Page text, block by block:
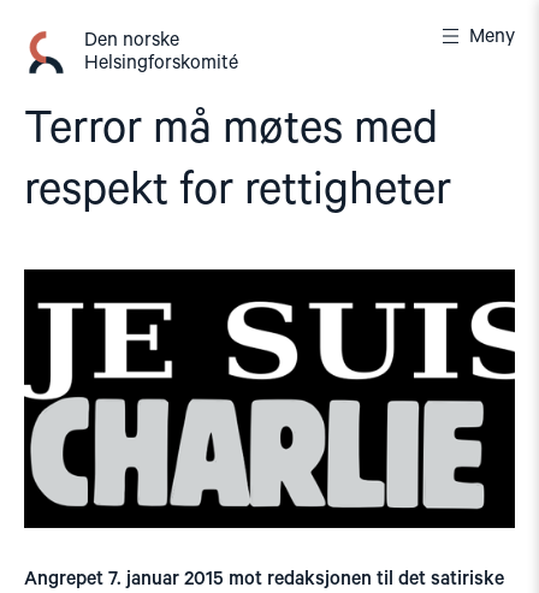
innhold
Den norske
Helsingforskomité
Meny
Terror må møtes med
respekt for rettigheter
Angrepet 7. januar 2015 mot redaksjonen til det satiriske